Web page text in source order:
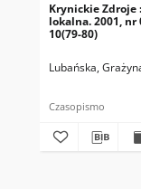
Krynickie Zdroje
lokalna. 2001, nr
10(79-80)
Lubańska,
Czasopismo